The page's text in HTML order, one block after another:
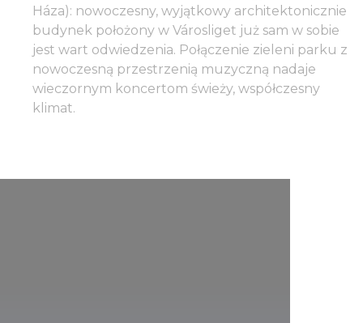
Háza): nowoczesny, wyjątkowy architektonicznie
budynek położony w Városliget już sam w sobie
jest wart odwiedzenia. Połączenie zieleni parku z
nowoczesną przestrzenią muzyczną nadaje
wieczornym koncertom świeży, współczesny
klimat.